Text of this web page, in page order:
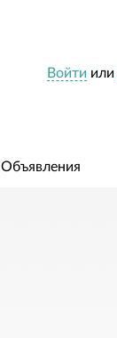
Войти или
Объявления